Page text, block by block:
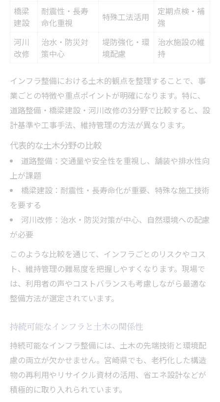
橋梁
建設
耐震性・長寿
命化重視
特殊工法活用
定期点検・補
強
河川
改修
治水・防災対
策中心
堤防強化・環
境配慮
治水施設の維
持
インフラ整備における土木的観点を整理することで、事
業ごとの特徴や重点ポイントが明確になります。特に、
道路整備・橋梁建設・河川改修の3分野で比較すると、設
計基準や工事手法、維持管理の方法が異なります。
代表的な土木分野の比較
道路整備：交通量や安全性を重視し、舗装や排水性向
上が課題
橋梁建設：耐震性・長寿命化が重要、特殊な施工技術
を要する
河川改修：治水・防災対策が中心、自然環境への配慮
が必要
このような比較を通じて、インフラごとのリスクやコス
ト、維持管理の難易度を把握しやすくなります。現場で
は、利用者の声やコストバランスも考慮しながら最適な
整備方法が選定されています。
持続可能なインフラと土木の関係性
持続可能なインフラ整備には、土木の先端技術と環境配
慮の両立が欠かせません。宮崎県でも、老朽化した構造
物の再利用やリサイクル資材の活用、省エネ設計などが
積極的に取り入れられています。